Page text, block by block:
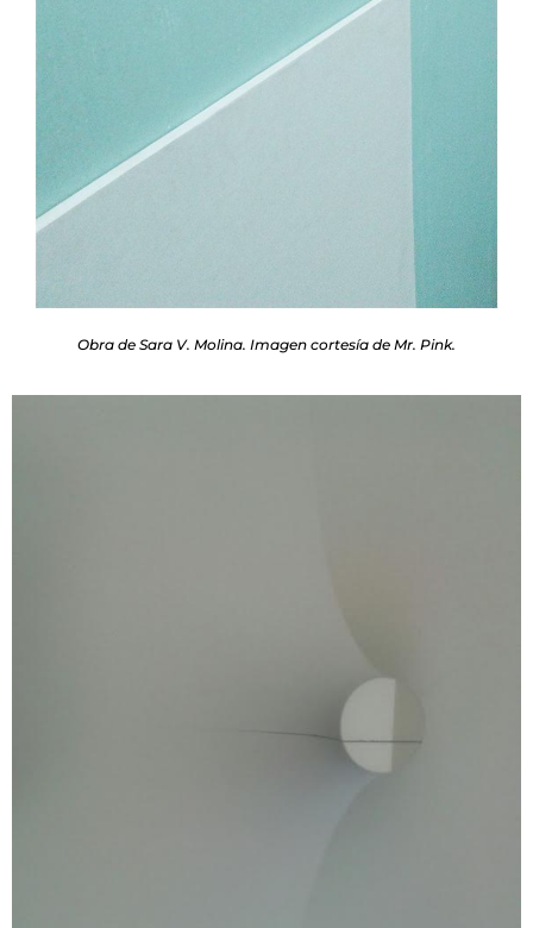
Obra de Sara V. Molina. Imagen cortesía de Mr. Pink.